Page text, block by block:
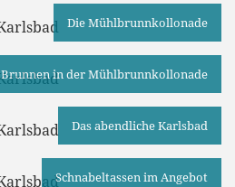
Die Mühlbrunnkollonade
Brunnen in der Mühlbrunnkollonade
Das abendliche Karlsbad
Schnabeltassen im Angebot